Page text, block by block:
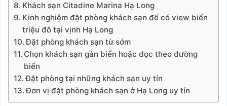
Khách sạn Citadine Marina Hạ Long
Kinh nghiệm đặt phòng khách sạn để có view biển
triệu đô tại vịnh Hạ Long
Đặt phòng khách sạn từ sớm
Chọn khách sạn gần biển hoặc dọc theo đường
biển
Đặt phòng tại những khách sạn uy tín
Đơn vị đặt phòng khách sạn ở Hạ Long uy tín